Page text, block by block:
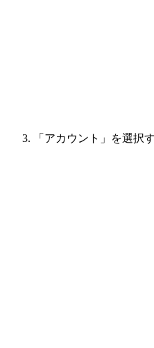
「アカウント」を選択